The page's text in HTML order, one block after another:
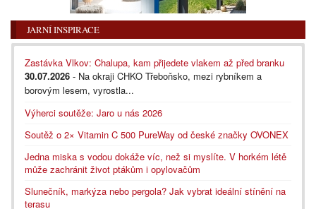
JARNÍ INSPIRACE
Zastávka Vlkov: Chalupa, kam přijedete vlakem až před branku
30.07.2026 - Na okraji CHKO Třeboňsko, mezi rybníkem a
borovým lesem, vyrostla...
Výherci soutěže: Jaro u nás 2026
Soutěž o 2× Vitamin C 500 PureWay od české značky OVONEX
Jedna miska s vodou dokáže víc, než si myslíte. V horkém létě
může zachránit život ptákům i opylovačům
Slunečník, markýza nebo pergola? Jak vybrat ideální stínění na
terasu